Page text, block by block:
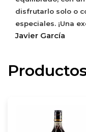
disfrutarlo solo o
especiales. ¡Una
Javier García